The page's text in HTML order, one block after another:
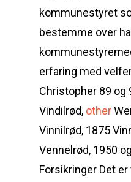
kommunestyret
bestemme over
erfaring med
Christopher 89 og
Vindilrød, other
Vinnilrød, 1875
Vennelrød, 1950
Forsikringer Det